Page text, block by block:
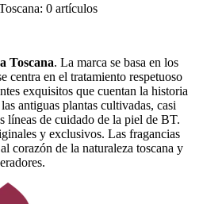
0 artículos
Toscana. La marca se basa en los
centra en el tratamiento respetuoso
exquisitos que cuentan la historia
antiguas plantas cultivadas, casi
líneas de cuidado de la piel de BT.
y exclusivos. Las fragancias
corazón de la naturaleza toscana y